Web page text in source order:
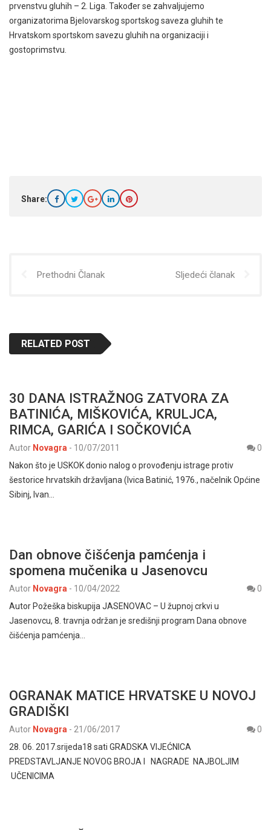
prvenstvu gluhih – 2. Liga. Također se zahvaljujemo
organizatorima Bjelovarskog sportskog saveza gluhih te
Hrvatskom sportskom savezu gluhih na organizaciji i
gostoprimstvu.
Share:
Prethodni Članak Sljedeći članak
RELATED POST
30 DANA ISTRAŽNOG ZATVORA ZA
BATINIĆA, MIŠKOVIĆA, KRULJCA,
RIMCA, GARIĆA I SOČKOVIĆA
Autor Novagra - 10/07/2011
0
Nakon što je USKOK donio nalog o provođenju istrage protiv
šestorice hrvatskih državljana (Ivica Batinić, 1976., načelnik Općine
Sibinj, Ivan…
Dan obnove čišćenja pamćenja i
spomena mučenika u Jasenovcu
Autor Novagra - 10/04/2022
0
Autor Požeška biskupija JASENOVAC – U župnoj crkvi u
Jasenovcu, 8. travnja održan je središnji program Dana obnove
čišćenja pamćenja…
OGRANAK MATICE HRVATSKE U NOVOJ
GRADIŠKI
Autor Novagra - 21/06/2017
0
28. 06. 2017.srijeda18 sati GRADSKA VIJEĆNICA
PREDSTAVLJANJE NOVOG BROJA I NAGRADE NAJBOLJIM
UČENICIMA